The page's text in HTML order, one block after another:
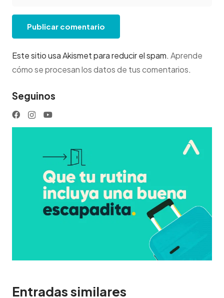
Publicar comentario
Este sitio usa Akismet para reducir el spam. Aprende
cómo se procesan los datos de tus comentarios.
Seguinos
Entradas similares